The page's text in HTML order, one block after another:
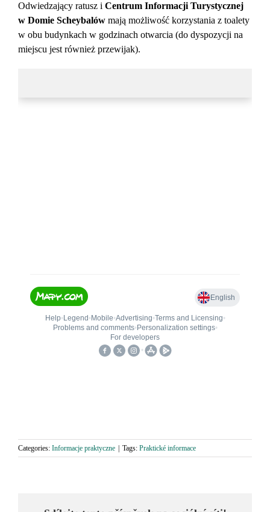
Odwiedzający ratusz i Centrum Informacji Turystycznej
w Domie Scheybalów mają możliwość korzystania z toalety
w obu budynkach w godzinach otwarcia (do dyspozycji na
miejscu jest również przewijak).
Categories: Informacje praktyczne Tags: Praktické informace